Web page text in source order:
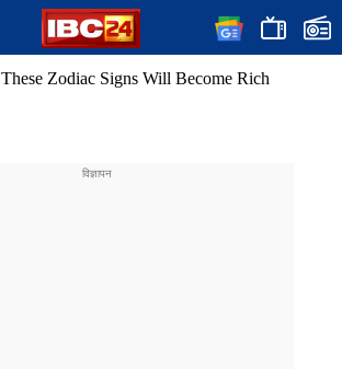
These Zodiac Signs Will Become Rich